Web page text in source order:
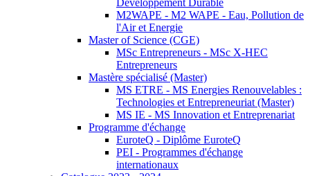
Développement Durable
M2WAPE - M2 WAPE - Eau, Pollution de
l'Air et Energie
Master of Science (CGE)
MSc Entrepreneurs - MSc X-HEC
Entrepreneurs
Mastère spécialisé (Master)
MS ETRE - MS Energies Renouvelables :
Technologies et Entrepreneuriat (Master)
MS IE - MS Innovation et Entreprenariat
Programme d'échange
EuroteQ - Diplôme EuroteQ
PEI - Programmes d'échange
internationaux